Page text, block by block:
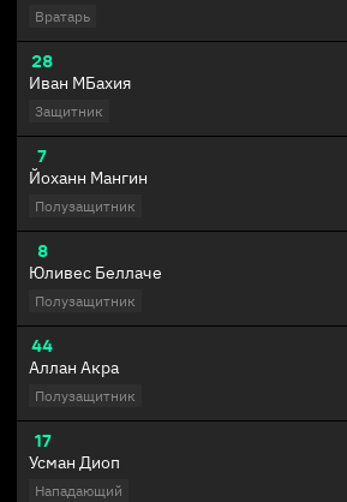
Вратарь
28
Иван МБахия
Защитник
7
Йоханн Мангин
Полузащитник
8
Юливес Беллаче
Полузащитник
44
Аллан Акра
Полузащитник
17
Усман Диоп
Нападающий